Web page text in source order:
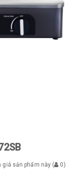
giá sản phẩm này ( 0)